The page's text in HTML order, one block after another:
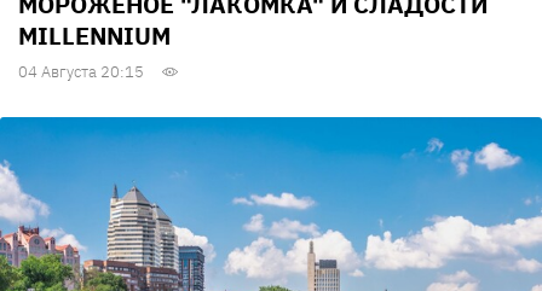
MILLENNIUM
04 Августа 20:15